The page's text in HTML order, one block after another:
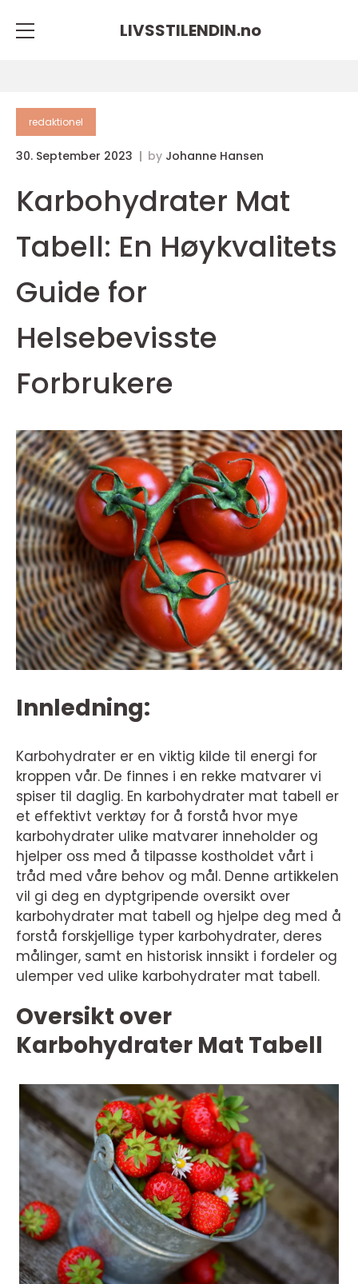
LIVSSTILENDIN.no
redaktionel
30. September 2023 by Johanne Hansen
Karbohydrater Mat
Tabell: En Høykvalitets
Guide for
Helsebevisste
Forbrukere
Innledning:
Karbohydrater er en viktig kilde til energi for
kroppen vår. De finnes i en rekke matvarer vi
spiser til daglig. En karbohydrater mat tabell er
et effektivt verktøy for å forstå hvor mye
karbohydrater ulike matvarer inneholder og
hjelper oss med å tilpasse kostholdet vårt i
tråd med våre behov og mål. Denne artikkelen
vil gi deg en dyptgripende oversikt over
karbohydrater mat tabell og hjelpe deg med å
forstå forskjellige typer karbohydrater, deres
målinger, samt en historisk innsikt i fordeler og
ulemper ved ulike karbohydrater mat tabell.
Oversikt over
Karbohydrater Mat Tabell